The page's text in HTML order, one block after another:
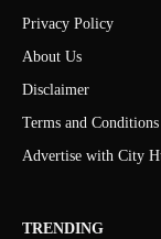
Privacy Policy
About Us
Disclaimer
Terms and Conditions
Advertise with City
TRENDING